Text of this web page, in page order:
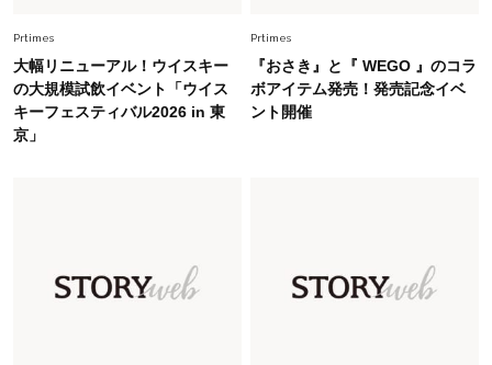
初夏はこれさえあれば！40代は【淡色ワンピ】
で即涼しげ＆上品見え〈3選〉
【40代のTシャツコーデ】超ビッグサイズ×きれ
いめハーフパンツでモードに昇華
Prtimes
大幅リニューアル！ウイスキー
の大規模試飲イベント「ウイス
キーフェスティバル2026 in 東
京」
Prtimes
『おさき』と『 WEGO 』のコラ
ボアイテム発売！発売記念イベ
ント開催